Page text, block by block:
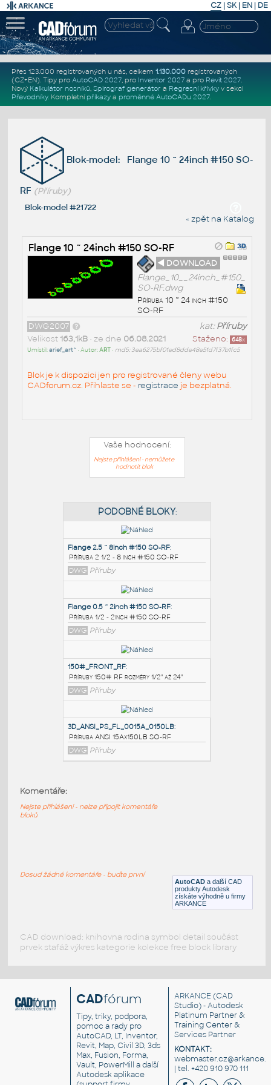
CZ | SK| EN | DE
Přes 123.000 registrovaných u nás, celkem 1.130.000registrovaných
(CZ+EN). Tipy pro AutoCAD 2027, pro Inventor 2027a pro Revit 2027.
Nový Kalkulátor nosníků, Spirograf generátor a Regresní křivkyv sekci
Převodníky. Kompletní příkazya proměnné AutoCADu 2027.
Blok-model: Flange 10 ~ 24inch #150 SO-
RF (Příruby)
Blok-model #21722
« zpět na Katalog
Flange 10 ~ 24inch #150 SO-RF
◄ DOWNLOAD
Flange_10__24inch_#150_
SO-RF.dwg
Příruba 10 ~ 24 inch #150
SO-RF
kat:Příruby
DWG2007
Staženo: 648x
Velikost 163,1kB• ze dne 06.08.2021
Umístil:arief_art^ • Autor:ART• md5: 3ea6275bf01ed8dde48e51d7f37b1fc5
Blok je k dispozici jen pro registrované členy webu
CADforum.cz. Přihlaste se - registrace je bezplatná.
Vaše hodnocení:
Nejste přihlášeni - nemůžete
hodnotit blok
PODOBNÉ BLOKY
Flange 2.5 ~ 8inch #150 SO-RF:
Příruba 2 1/2 - 8 inch #150 SO-RF
DWG Příruby
Flange 0.5 ~ 2inch #150 SO-RF
Příruba 1/2 - 2inch #150 SO-RF
DWG Příruby
DWG Příruby
AutoCAD a další CAD
produkty Autodesk
získáte výhodně u firmy
ARKANCE
Komentáře:
Nejste přihlášeni - nelze připojit komentáře
bloků
Dosud žádné komentáře - buďte první
CAD download: knihovna rodina symbol detail součást
prvek stafáž výkres kategorie kolekce free block library
CADfórum
Tipy, triky, podpora,
pomoc a rady pro
AutoCAD, LT, Inventor,
Revit, Map, Civil 3D, 3ds
Max, Fusion, Forma,
Vault, PowerMill a další
Autodesk aplikace
ARKANCE (CAD
Studio) - Autodesk
Platinum Partner &
Training Center &
Services Partner
KONTAKT:
| tel. +420 910 970 111